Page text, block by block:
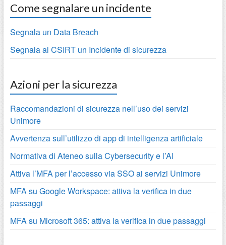
Come segnalare un incidente
Segnala un Data Breach
Segnala al CSIRT un Incidente di sicurezza
Azioni per la sicurezza
Raccomandazioni di sicurezza nell’uso dei servizi
Unimore
Avvertenza sull’utilizzo di app di intelligenza artificiale
Normativa di Ateneo sulla Cybersecurity e l’AI
Attiva l’MFA per l’accesso via SSO ai servizi Unimore
MFA su Google Workspace: attiva la verifica in due
passaggi
MFA su Microsoft 365: attiva la verifica in due passaggi